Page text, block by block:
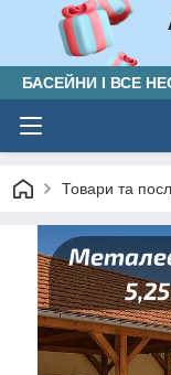
БАСЕЙНИ І ВСЕ
Товари та